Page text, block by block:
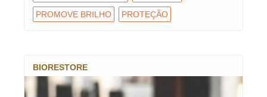
PROMOVE BRILHO PROTEÇÃO
BIORESTORE